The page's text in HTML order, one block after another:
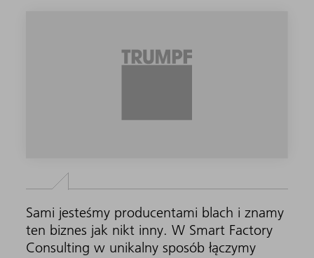
Sami jesteśmy producentami blach i znamy
ten biznes jak nikt inny. W Smart Factory
Consulting w unikalny sposób łączymy